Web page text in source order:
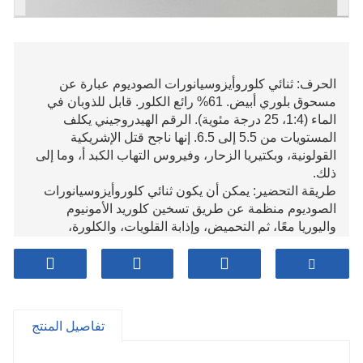
الحرف: ثنائي كلوروأيزوسيانورات الصوديوم عبارة عن
مسحوق بلوري أبيض. 61% رائع الكلور. قابل للذوبان في
الماء (1:4، 25 درجة مئوية). الرقم الهيدروجيني يكلف
المستويات من 5.5 إلى 6.5. إنها ناجح قتل الإشريكية
القولونية، وبكتيريا الزحار، وفيروس التهاب الكبد أ، وما إلى
ذلك.
طريقة التحضير: يمكن أن يكون ثنائي كلوروأيزوسيانورات
الصوديوم منظمة عن طريق تسخين كلوريد الأمونيوم
واليوريا معًا، ثم التحميض، وإذابة القلويات، والكلورة،
الخواص الكيميائية: هذا المنتج عبارة عن مسحوق أبيض.
يمكن إذابة 25 جم في 100 مل من الماء عند درجة حرارة
تفاصيل المنتج